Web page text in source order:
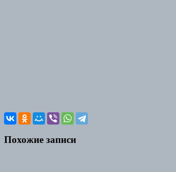
Похожие записи